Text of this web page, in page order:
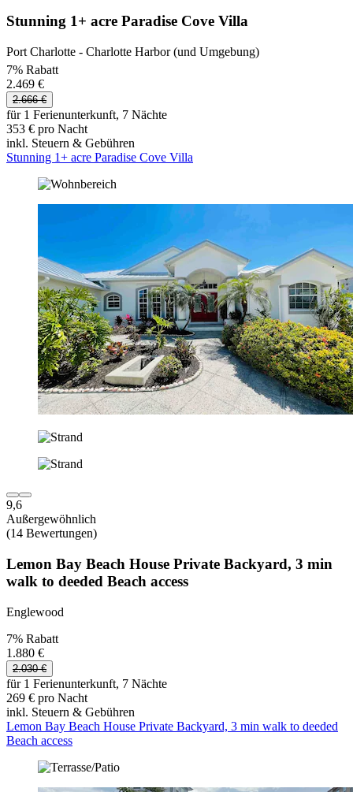
Stunning 1+ acre Paradise Cove Villa
Port Charlotte - Charlotte Harbor (und Umgebung)
7% Rabatt
2.469 €
2.666 €
für 1 Ferienunterkunft, 7 Nächte
353 € pro Nacht
inkl. Steuern & Gebühren
Stunning 1+ acre Paradise Cove Villa
9,6
Außergewöhnlich
(14 Bewertungen)
Lemon Bay Beach House Private Backyard, 3 min
walk to deeded Beach access
Englewood
7% Rabatt
1.880 €
2.030 €
für 1 Ferienunterkunft, 7 Nächte
269 € pro Nacht
inkl. Steuern & Gebühren
Lemon Bay Beach House Private Backyard, 3 min walk to deeded
Beach access